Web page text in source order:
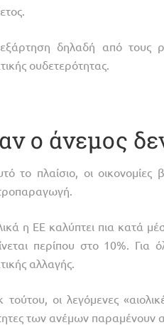
δηλαδή από τους
ουδετερότητας.
ο άνεμος
το πλαίσιο, οι
η ΕΕ καλύπτει πια κατά
περίπου στο 10%. Για
αλλαγής.
τούτου, οι λεγόμενες
των ανέμων παραμένουν